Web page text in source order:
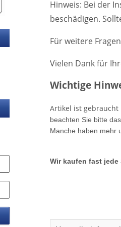
Hinweis: Bei der
beschädigen.
Für weitere
Vielen Dank für
Wichtige
Artikel ist
beachten Sie bitte
Manche haben mehr
Wir kaufen fast